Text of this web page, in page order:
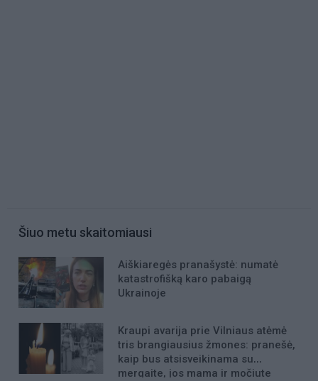
Šiuo metu skaitomiausi
Aiškiaregės pranašystė: numatė
katastrofišką karo pabaigą
Ukrainoje
Kraupi avarija prie Vilniaus atėmė
tris brangiausius žmones: pranešė,
kaip bus atsisveikinama su
mergaite, jos mama ir močiute